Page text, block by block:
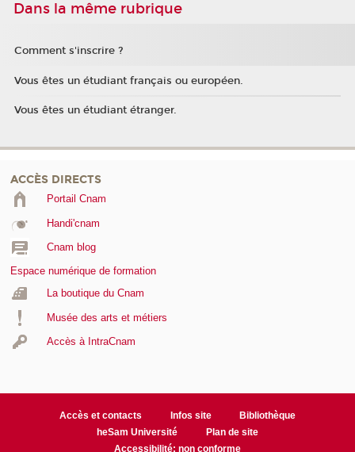
Dans la même rubrique
Comment s'inscrire ?
Vous êtes un étudiant français ou européen.
Vous êtes un étudiant étranger.
ACCÈS DIRECTS
Portail Cnam
Handi'cnam
Cnam blog
Espace numérique de formation
La boutique du Cnam
Musée des arts et métiers
Accès à IntraCnam
Accès et contacts Infos site
Bibliothèque
heSam Université
Plan de site
Accessibilité: non conforme